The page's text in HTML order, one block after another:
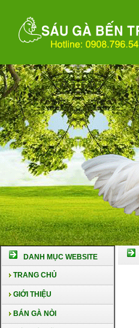
DANH MỤC WEBSITE
TRANG CHỦ
GIỚI THIỆU
BÁN GÀ NÒI